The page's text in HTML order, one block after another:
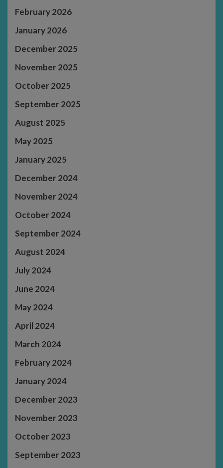
February 2026
January 2026
December 2025
November 2025
October 2025
September 2025
August 2025
May 2025
January 2025
December 2024
November 2024
October 2024
September 2024
August 2024
July 2024
June 2024
May 2024
April 2024
March 2024
February 2024
January 2024
December 2023
November 2023
October 2023
September 2023